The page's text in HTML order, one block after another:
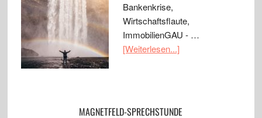
Bankenkrise,
Wirtschaftsflaute,
ImmobilienGAU - …
[Weiterlesen...]
MAGNETFELD-SPRECHSTUNDE